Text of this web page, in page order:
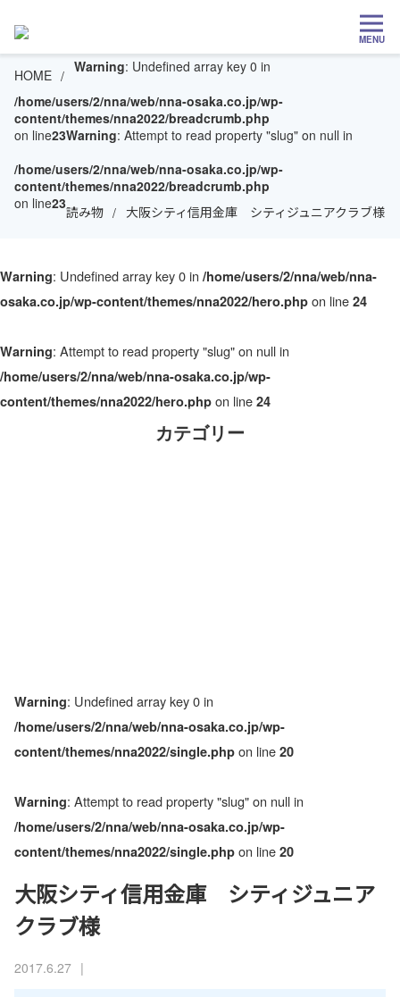
MENU
HOME Warning: Undefined array key 0 in
/home/users/2/nna/web/nna-osaka.co.jp/wp-
content/themes/nna2022/breadcrumb.php
on line23Warning: Attempt to read property "slug" on null in
/home/users/2/nna/web/nna-osaka.co.jp/wp-
content/themes/nna2022/breadcrumb.php
on line23読み物 大阪シティ信用金庫 シティジュニアクラブ様
Warning: Undefined array key 0 in /home/users/2/nna/web/nna-
osaka.co.jp/wp-content/themes/nna2022/hero.php on line 24
Warning: Attempt to read property "slug" on null in
/home/users/2/nna/web/nna-osaka.co.jp/wp-
content/themes/nna2022/hero.php on line 24
カテゴリー
Warning: Undefined array key 0 in
/home/users/2/nna/web/nna-osaka.co.jp/wp-
content/themes/nna2022/single.php on line 20
Warning: Attempt to read property "slug" on null in
/home/users/2/nna/web/nna-osaka.co.jp/wp-
content/themes/nna2022/single.php on line 20
大阪シティ信用金庫 シティジュニア
クラブ様
2017.6.27 |